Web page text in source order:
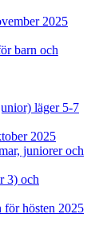
2025
barn och
läger 5-7
2025
juniorer och
3) och
hösten 2025